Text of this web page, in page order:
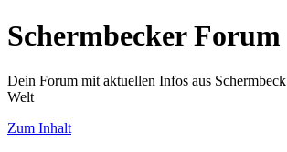
Schermbecker Forum
Dein Forum mit aktuellen Infos aus
Welt
Zum Inhalt